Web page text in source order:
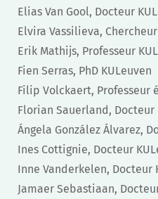
Elias Van Gool, Docteur
Elvira Vassilieva,
Erik Mathijs, Professeur
Fien Serras, PhD KULeuven
Filip Volckaert, Professeur
Florian Sauerland, Docteur
Ángela González Álvarez,
Ines Cottignie, Docteur
Inne Vanderkelen, Docteur
Jamaer Sebastiaan,